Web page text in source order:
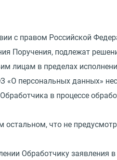
с правом Российской
Поручения, подлежат
лицам в пределах
«О персональных данных»
в процессе
что не
Обработчику заявления